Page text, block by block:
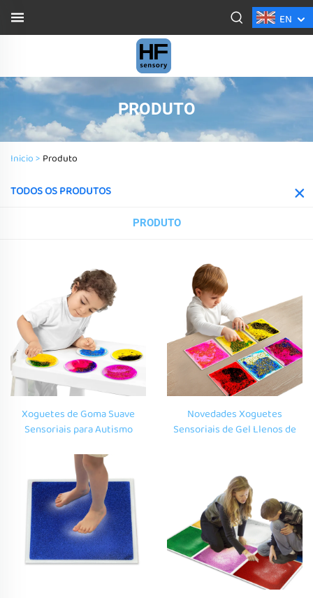
EN
PRODUTO
Inicio > Produto
TODOS OS PRODUTOS
PRODUTO
Xoguetes de Goma Suave
Sensoriais para Autismo
Nenos de 5 a 7 Anos Niños
Autistas
Novedades Xoguetes
Sensoriais de Gel Llenos de
con Autismo